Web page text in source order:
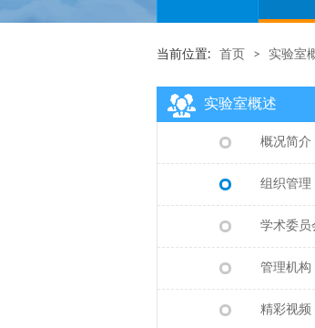
当前位置: 首页 > 实验室
实验室概述
概况简介
组织管理
学术委员
管理机构
精彩视频